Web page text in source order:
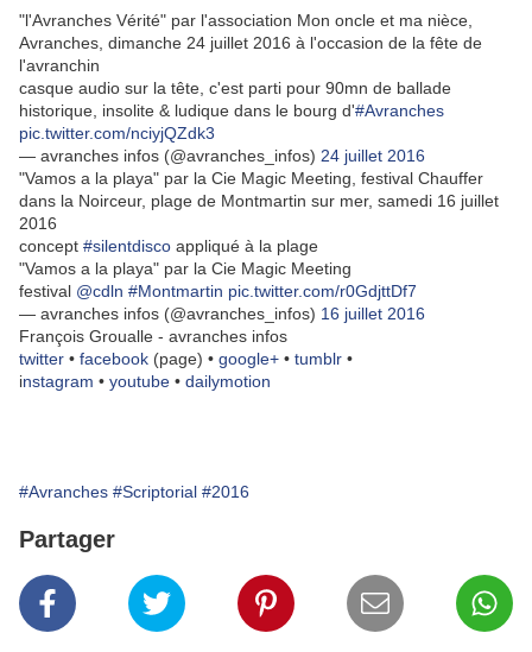
"l'Avranches Vérité" par l'association Mon oncle et ma nièce,
Avranches, dimanche 24 juillet 2016 à l'occasion de la fête de
l'avranchin
casque audio sur la tête, c'est parti pour 90mn de ballade
historique, insolite & ludique dans le bourg d'#Avranches
pic.twitter.com/nciyjQZdk3
— avranches infos (@avranches_infos) 24 juillet 2016
"Vamos a la playa" par la Cie Magic Meeting, festival Chauffer
dans la Noirceur, plage de Montmartin sur mer, samedi 16 juillet
2016
concept #silentdisco appliqué à la plage
"Vamos a la playa" par la Cie Magic Meeting
festival @cdln #Montmartin pic.twitter.com/r0GdjttDf7
— avranches infos (@avranches_infos) 16 juillet 2016
François Groualle - avranches infos
twitter • facebook (page) • google+ • tumblr •
instagram • youtube • dailymotion
#Avranches #Scriptorial #2016
Partager